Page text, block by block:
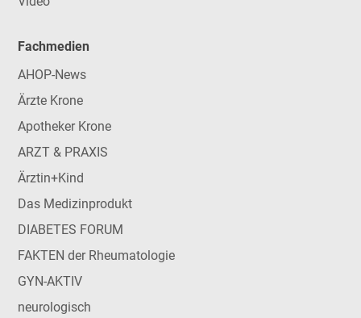
Fachmedien
AHOP-News
Ärzte Krone
Apotheker Krone
ARZT & PRAXIS
Ärztin+Kind
Das Medizinprodukt
DIABETES FORUM
FAKTEN der Rheumatologie
GYN-AKTIV
neurologisch